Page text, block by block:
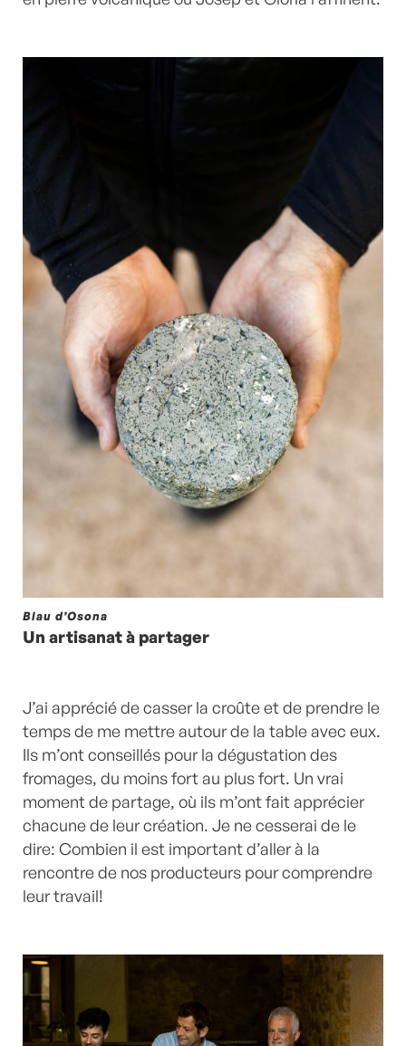
Blau d’Osona
Un artisanat à partager
J’ai apprécié de casser la croûte et de prendre le
temps de me mettre autour de la table avec eux.
Ils m’ont conseillés pour la dégustation des
fromages, du moins fort au plus fort. Un vrai
moment de partage, où ils m’ont fait apprécier
chacune de leur création. Je ne cesserai de le
dire: Combien il est important d’aller à la
rencontre de nos producteurs pour comprendre
leur travail!